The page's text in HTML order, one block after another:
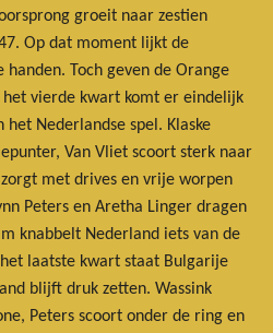
groeit naar zestien
Op dat moment lijkt de
handen. Toch geven de Orange
het vierde kwart komt er eindelijk
Nederlandse spel. Klaske
Van Vliet scoort sterk naar
met drives en vrije worpen
Peters en Aretha Linger dragen
knabbelt Nederland iets van de
laatste kwart staat Bulgarije
blijft druk zetten. Wassink
Peters scoort onder de ring en